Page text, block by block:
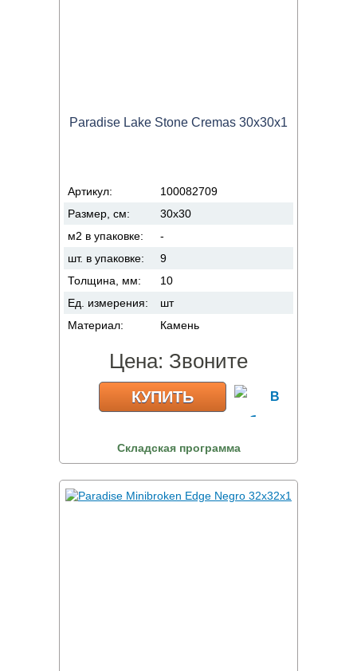
Paradise Lake Stone Cremas 30x30x1
Артикул:
100082709
Размер, см:
30x30
м2 в упаковке:
-
шт. в упаковке:
9
Толщина, мм:
10
Ед. измерения:
шт
Материал:
Камень
Цена: Звоните
КУПИТЬ
Складская программа